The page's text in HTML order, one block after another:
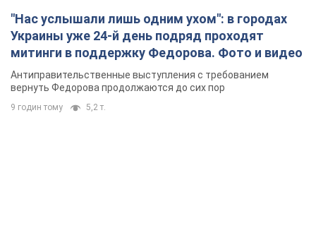
"Нас услышали лишь одним ухом": в городах
Украины уже 24-й день подряд проходят
митинги в поддержку Федорова. Фото и видео
Антиправительственные выступления с требованием
вернуть Федорова продолжаются до сих пор
9 годин тому 5,2 т.